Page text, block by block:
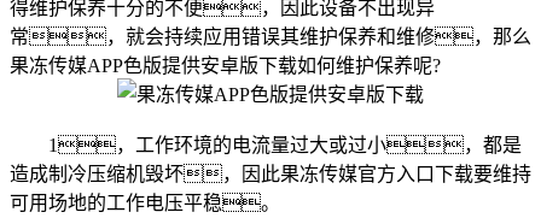
得维护保养十分的不便，因此设备不出现异
常，就会持续应用错误其维护保养和维修，那么
果冻传媒APP色版提供安卓版下载如何维护保养呢?
1，工作环境的电流量过大或过小，都是
造成制冷压缩机毁坏，因此果冻传媒官方入口下载要维持
可用场地的工作电压平稳。